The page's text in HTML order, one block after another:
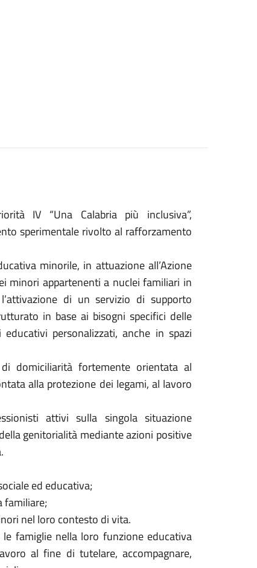
IV “Una Calabria più inclusiva”,
sperimentale rivolto al rafforzamento
minorile, in attuazione all’Azione
minori appartenenti a nuclei familiari in
di un servizio di supporto
in base ai bisogni specifici delle
personalizzati, anche in spazi
di domiciliarità fortemente orientata al
alla protezione dei legami, al lavoro
attivi sulla singola situazione
genitorialità mediante azioni positive
ed educativa;
familiare;
nel loro contesto di vita.
famiglie nella loro funzione educativa
al fine di tutelare, accompagnare,